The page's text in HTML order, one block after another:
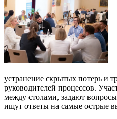
устранение скрытых потерь и
руководителей процессов.
между столами, задают
ищут ответы на самые острые